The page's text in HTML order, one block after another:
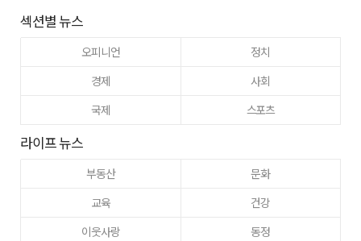
섹션별 뉴스
오피니언
정치
경제
사회
국제
스포츠
라이프 뉴스
부동산
문화
교육
건강
이웃사랑
동정